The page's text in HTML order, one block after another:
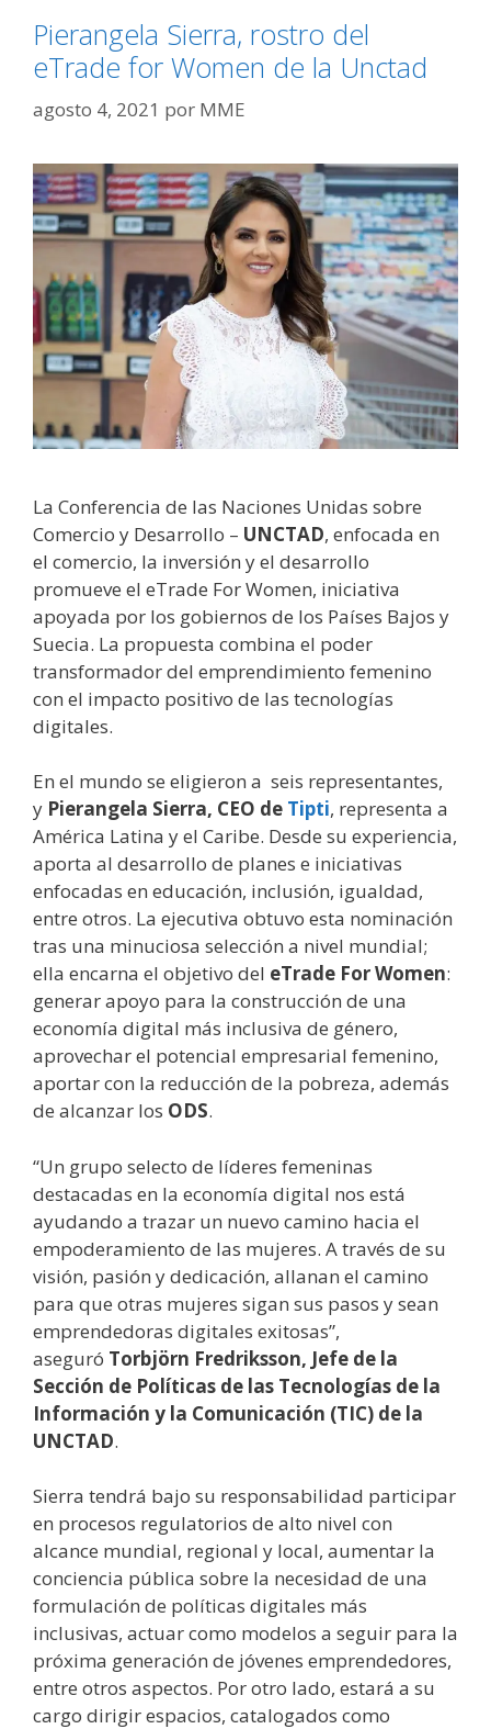
Pierangela Sierra, rostro del
eTrade for Women de la Unctad
agosto 4, 2021 por MME
La Conferencia de las Naciones Unidas sobre
Comercio y Desarrollo – UNCTAD, enfocada en
el comercio, la inversión y el desarrollo
promueve el eTrade For Women, iniciativa
apoyada por los gobiernos de los Países Bajos y
Suecia. La propuesta combina el poder
transformador del emprendimiento femenino
con el impacto positivo de las tecnologías
digitales.
En el mundo se eligieron a seis representantes,
y Pierangela Sierra, CEO de Tipti, representa a
América Latina y el Caribe. Desde su experiencia,
aporta al desarrollo de planes e iniciativas
enfocadas en educación, inclusión, igualdad,
entre otros. La ejecutiva obtuvo esta nominación
tras una minuciosa selección a nivel mundial;
ella encarna el objetivo del eTrade For Women:
generar apoyo para la construcción de una
economía digital más inclusiva de género,
aprovechar el potencial empresarial femenino,
aportar con la reducción de la pobreza, además
de alcanzar los ODS.
“Un grupo selecto de líderes femeninas
destacadas en la economía digital nos está
ayudando a trazar un nuevo camino hacia el
empoderamiento de las mujeres. A través de su
visión, pasión y dedicación, allanan el camino
para que otras mujeres sigan sus pasos y sean
emprendedoras digitales exitosas”,
aseguró Torbjörn Fredriksson, Jefe de la
Sección de Políticas de las Tecnologías de la
Información y la Comunicación (TIC) de la
UNCTAD.
Sierra tendrá bajo su responsabilidad participar
en procesos regulatorios de alto nivel con
alcance mundial, regional y local, aumentar la
conciencia pública sobre la necesidad de una
formulación de políticas digitales más
inclusivas, actuar como modelos a seguir para la
próxima generación de jóvenes emprendedores,
entre otros aspectos. Por otro lado, estará a su
cargo dirigir espacios, catalogados como